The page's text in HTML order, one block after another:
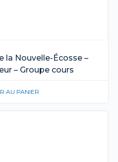
la Nouvelle-Écosse –
– Groupe cours
AU PANIER